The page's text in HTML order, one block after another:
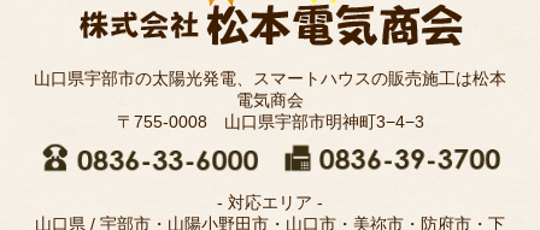
山口県宇部市の太陽光発電、スマートハウスの販売施工は松本
電気商会
〒755-0008 山口県宇部市明神町3−4−3
- 対応エリア -
山口県 / 宇部市・山陽小野田市・山口市・美祢市・防府市・下